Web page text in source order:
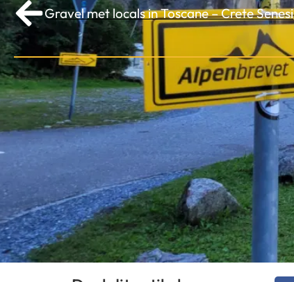
Gravel met locals in Toscane – Crete Senesi